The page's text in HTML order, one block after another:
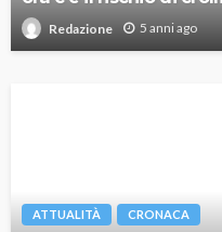
Redazione 5 anni ago
ATTUALITÀ CRONACA